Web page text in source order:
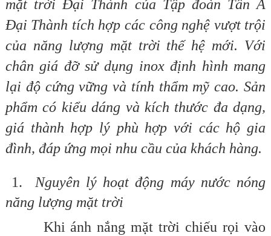
mặt trời Đại Thành của Tập đoàn Tân Á
Đại Thành tích hợp các công nghệ vượt trội
của năng lượng mặt trời thế hệ mới. Với
chân giá đỡ sử dụng inox định hình mang
lại độ cứng vững và tính thẩm mỹ cao. Sản
phẩm có kiểu dáng và kích thước đa dạng,
giá thành hợp lý phù hợp với các hộ gia
đình, đáp ứng mọi nhu cầu của khách hàng.
1.
Nguyên lý hoạt động máy nước nóng
năng lượng mặt trời
Khi ánh nắng mặt trời chiếu rọi vào